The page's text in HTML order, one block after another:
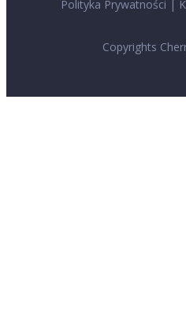
Polityka Prywatności |
Copyrights